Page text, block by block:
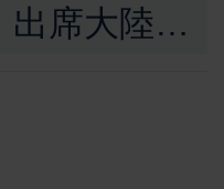
出席大陸台